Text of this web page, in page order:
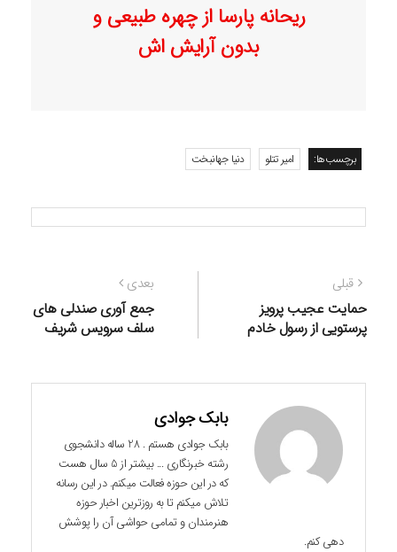
ریحانه پارسا از چهره طبیعی و
بدون آرایش اش
برچسب‌ها: امیر تتلو دنیا جهانبخت
راهبری
نوشته
قبلی
قبلی:
حمایت عجیب پرویز
پرستویی از رسول خادم
بعدی
بعدی:
جمع آوری صندلی های
سلف سرویس شریف
بابک جوادی
بابک جوادی هستم . 28 ساله دانشجوی
رشته خبرنگاری ... بیشتر از 5 سال هست
که در این حوزه فعالت میکنم. در این رسانه
تلاش میکنم تا به روزترین اخبار حوزه
هنرمندان و تمامی حواشی آن را پوشش
دهی کنم.